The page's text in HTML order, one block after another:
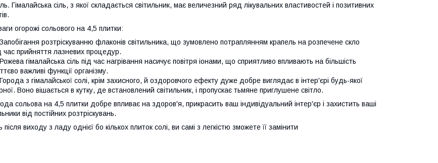
Гімалайська сіль, з якої складається світильник, має величезний ряд лікувальних властивостей і позитивних
огорожі сольового на 4,5 плитки:
Запобігання розтріскуванню флаконів світильника, що зумовлено потраплянням крапель на розпечене скло
час прийняття лазневих процедур.
Рожева гімалайська сіль під час нагрівання насичує повітря іонами, що сприятливо впливають на більшість
важливі функції організму.
Города з гімалайської солі, крім захисного, й оздоровчого ефекту дуже добре виглядає в інтер'єрі будь-якої
Воно вішається в кутку, де встановлений світильник, і пропускає тьмяне приглушене світло.
сольова на 4,5 плитки добре впливає на здоров'я, прикрасить ваш індивідуальний інтер'єр і захистить ваші
від постійних розтріскувань.
після виходу з ладу однієї бо кількох плиток солі, ви самі з легкістю зможете її замінити